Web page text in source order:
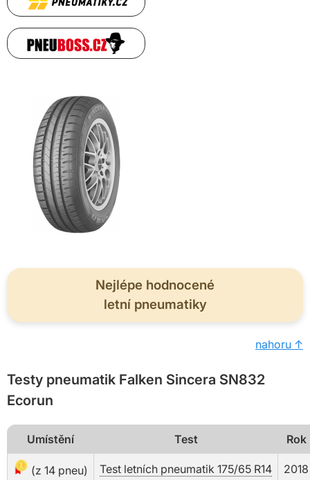
Nejlépe hodnocené
letní pneumatiky
nahoru ↑
Testy pneumatik Falken Sincera SN832
Ecorun
Umístění Test Rok
(z 14 pneu) Test letních pneumatik 175/65 R14 2018